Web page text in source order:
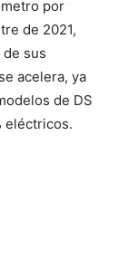
por
de 2021,
sus
acelera, ya
de DS
eléctricos.